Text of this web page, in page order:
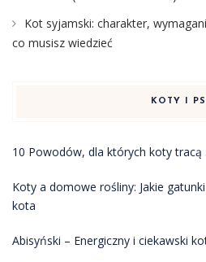
Kot syjamski: charakter,
co musisz wiedzieć
KOTY I
10 Powodów, dla których koty tracą
Koty a domowe rośliny: Jakie
kota
Abisyński – Energiczny i ciekawski